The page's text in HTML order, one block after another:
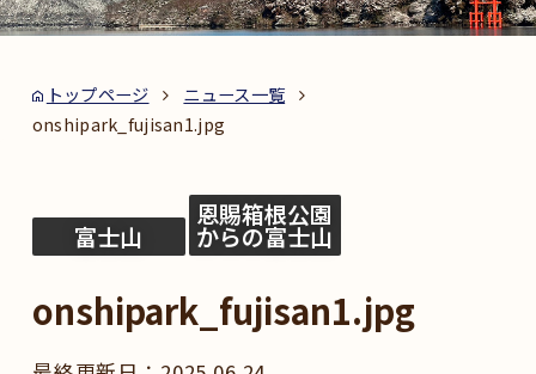
トップページ
ニュース一覧
onshipark_fujisan1.jpg
富士山
恩賜箱根公園
からの富士山
onshipark_fujisan1.jpg